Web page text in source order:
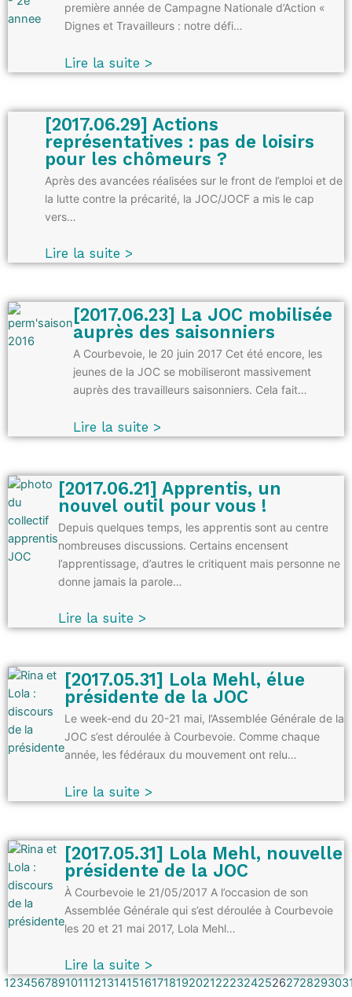
première année de Campagne Nationale d’Action «
Dignes et Travailleurs : notre défi…
Lire la suite >
[2017.06.29] Actions
représentatives : pas de loisirs
pour les chômeurs ?
Après des avancées réalisées sur le front de l’emploi et de
la lutte contre la précarité, la JOC/JOCF a mis le cap
vers…
Lire la suite >
[2017.06.23] La JOC mobilisée
auprès des saisonniers
A Courbevoie, le 20 juin 2017 Cet été encore, les
jeunes de la JOC se mobiliseront massivement
auprès des travailleurs saisonniers. Cela fait…
Lire la suite >
[2017.06.21] Apprentis, un
nouvel outil pour vous !
Depuis quelques temps, les apprentis sont au centre
nombreuses discussions. Certains encensent
l’apprentissage, d’autres le critiquent mais personne ne
donne jamais la parole…
Lire la suite >
[2017.05.31] Lola Mehl, élue
présidente de la JOC
Le week-end du 20-21 mai, l’Assemblée Générale de la
JOC s’est déroulée à Courbevoie. Comme chaque
année, les fédéraux du mouvement ont relu…
Lire la suite >
[2017.05.31] Lola Mehl, nouvelle
présidente de la JOC
À Courbevoie le 21/05/2017 A l’occasion de son
Assemblée Générale qui s’est déroulée à Courbevoie
les 20 et 21 mai 2017, Lola Mehl…
Lire la suite >
123456789101112131415161718192021222324252627282930